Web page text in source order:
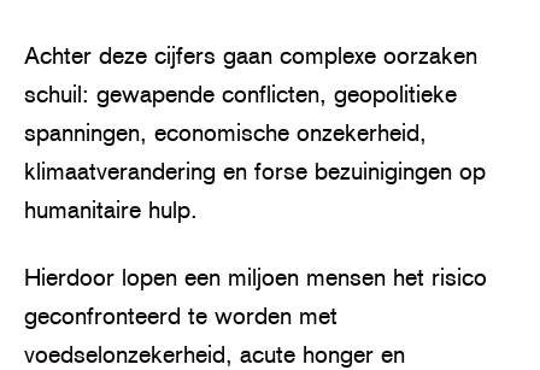
Achter deze cijfers gaan complexe oorzaken
schuil: gewapende conflicten, geopolitieke
spanningen, economische onzekerheid,
klimaatverandering en forse bezuinigingen op
humanitaire hulp.
Hierdoor lopen een miljoen mensen het risico
geconfronteerd te worden met
voedselonzekerheid, acute honger en